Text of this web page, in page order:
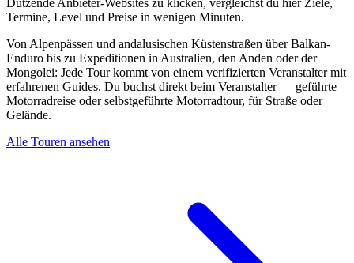
Dutzende Anbieter-Websites zu klicken, vergleichst du hier Ziele,
Termine, Level und Preise in wenigen Minuten.
Von Alpenpässen und andalusischen Küstenstraßen über Balkan-
Enduro bis zu Expeditionen in Australien, den Anden oder der
Mongolei: Jede Tour kommt von einem verifizierten Veranstalter mit
erfahrenen Guides. Du buchst direkt beim Veranstalter — geführte
Motorradreise oder selbstgeführte Motorradtour, für Straße oder
Gelände.
Alle Touren ansehen